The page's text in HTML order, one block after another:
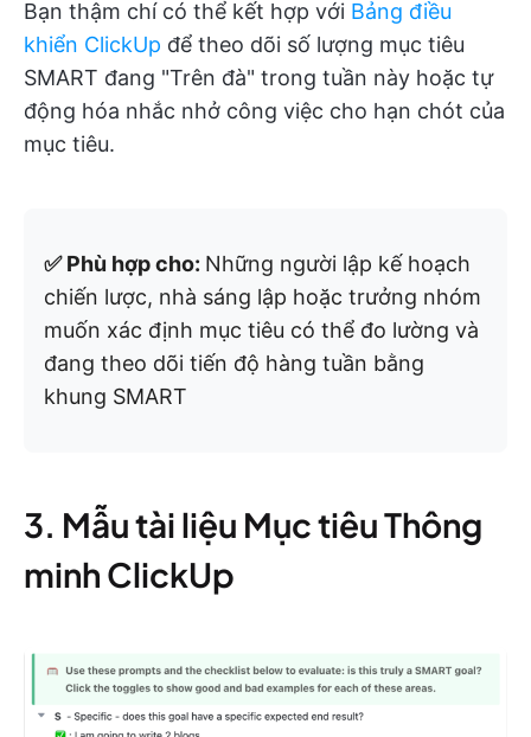
Bạn thậm chí có thể kết hợp với Bảng điều
khiển ClickUp để theo dõi số lượng mục tiêu
SMART đang "Trên đà" trong tuần này hoặc tự
động hóa nhắc nhở công việc cho hạn chót của
mục tiêu.
✅ Phù hợp cho: Những người lập kế hoạch
chiến lược, nhà sáng lập hoặc trưởng nhóm
muốn xác định mục tiêu có thể đo lường và
đang theo dõi tiến độ hàng tuần bằng
khung SMART
3. Mẫu tài liệu Mục tiêu Thông
minh ClickUp